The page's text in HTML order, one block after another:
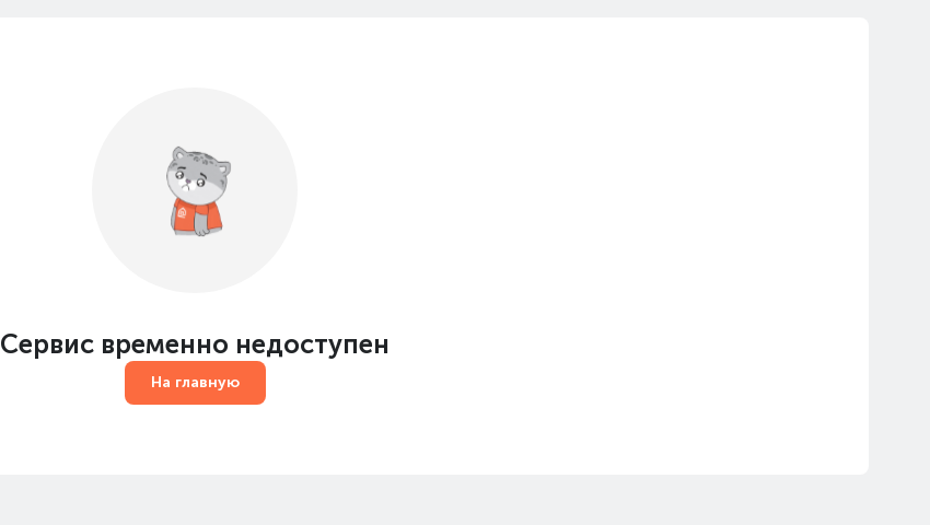
Сервис временно недоступен
На главную